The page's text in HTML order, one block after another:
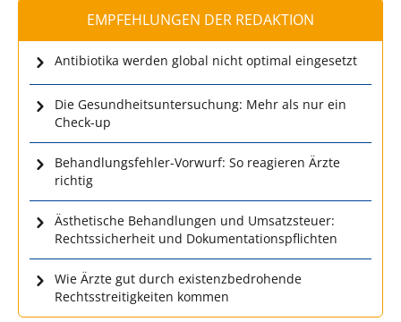
EMPFEHLUNGEN DER REDAKTION
Antibiotika werden global nicht optimal eingesetzt
Die Gesundheitsuntersuchung: Mehr als nur ein
Check-up
Behandlungsfehler-Vorwurf: So reagieren Ärzte
richtig
Ästhetische Behandlungen und Umsatzsteuer:
Rechtssicherheit und Dokumentationspflichten
Wie Ärzte gut durch existenzbedrohende
Rechtsstreitigkeiten kommen